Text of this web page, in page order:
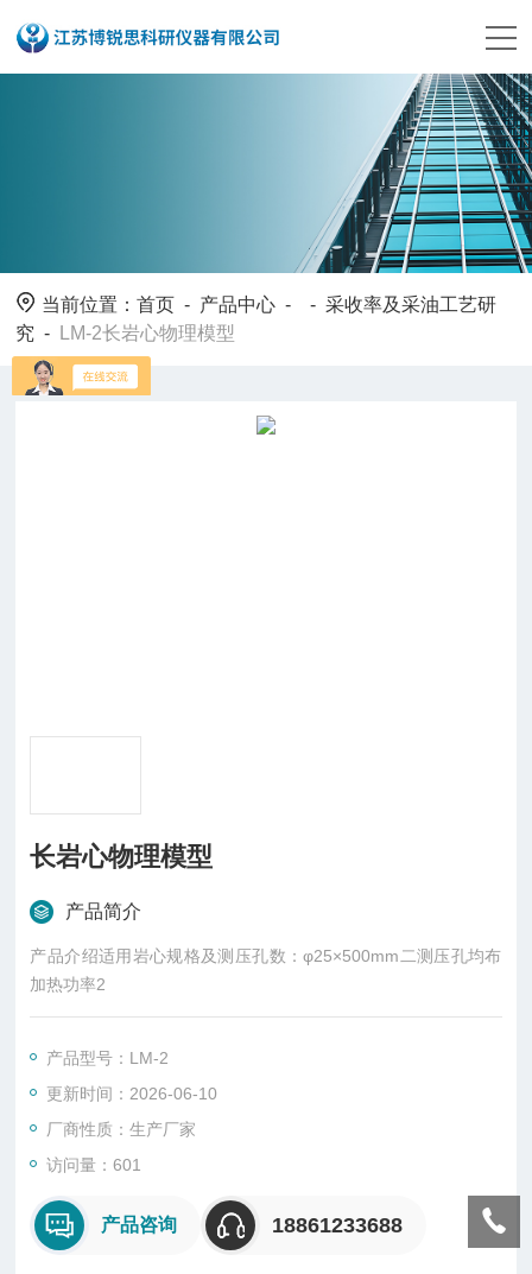
当前位置：首页 - 产品中心 - -采收率及采油工艺研
究 - LM-2长岩心物理模型
长岩心物理模型
产品简介
产品介绍适用岩心规格及测压孔数：φ25×500mm二测压孔均布
加热功率2
产品型号：LM-2
更新时间：2026-06-10
厂商性质：生产厂家
访问量：601
产品咨询 18861233688